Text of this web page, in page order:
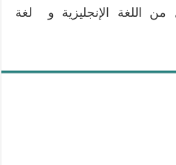
اللغة الإنجليزية و لغة